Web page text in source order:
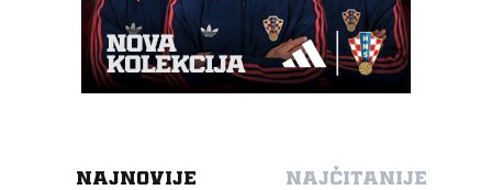
NAJNOVIJE NAJČITANIJE